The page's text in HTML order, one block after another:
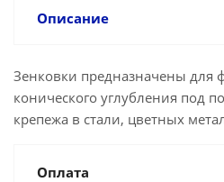
Описание
Зенковки предназначены для
конического углубления под
крепежа в стали, цветных
Оплата